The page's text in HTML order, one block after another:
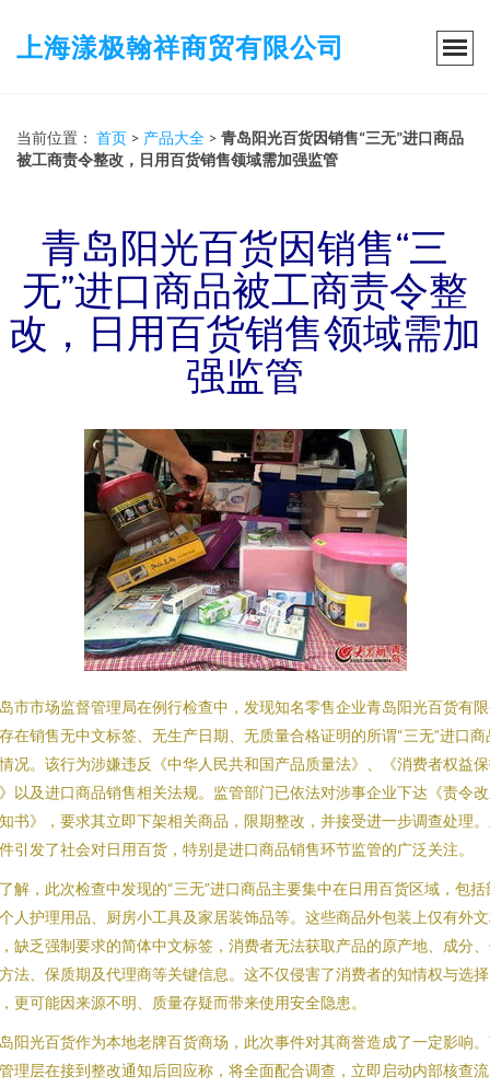
上海漾极翰祥商贸有限公司
当前位置： 首页 > 产品大全 > 青岛阳光百货因销售“三无”进口商品
被工商责令整改，日用百货销售领域需加强监管
青岛阳光百货因销售“三
无”进口商品被工商责令整
改，日用百货销售领域需加
强监管
市市场监督管理局在例行检查中，发现知名零售企业青岛阳光百货有
在销售无中文标签、无生产日期、无质量合格证明的所谓“三无”进口商
况。该行为涉嫌违反《中华人民共和国产品质量法》、《消费者权益
以及进口商品销售相关法规。监管部门已依法对涉事企业下达《责令
书》，要求其立即下架相关商品，限期整改，并接受进一步调查处理
引发了社会对日用百货，特别是进口商品销售环节监管的广泛关注。
解，此次检查中发现的“三无”进口商品主要集中在日用百货区域，包括
人护理用品、厨房小工具及家居装饰品等。这些商品外包装上仅有外
缺乏强制要求的简体中文标签，消费者无法获取产品的原产地、成分
法、保质期及代理商等关键信息。这不仅侵害了消费者的知情权与选择
更可能因来源不明、质量存疑而带来使用安全隐患。
阳光百货作为本地老牌百货商场，此次事件对其商誉造成了一定影响
理层在接到整改通知后回应称，将全面配合调查，立即启动内部核查流